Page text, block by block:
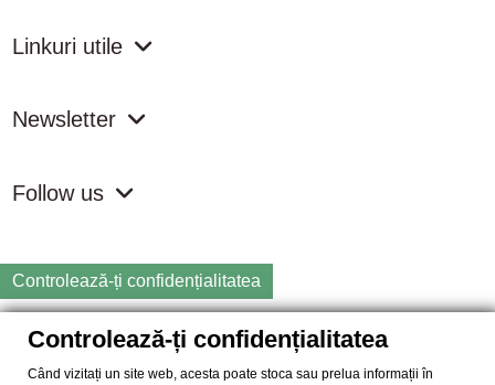
Linkuri utile
Newsletter
Follow us
Controlează-ți confidențialitatea
Copyright
2026 samdistribution.ro - Magazin online cu Produse
Controlează-ți confidențialitatea
Când vizitați un site web, acesta poate stoca sau prelua informații în